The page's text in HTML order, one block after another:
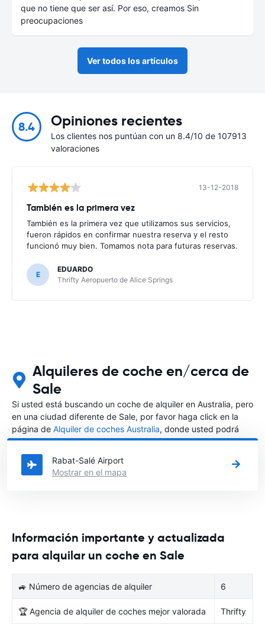
que no tiene que ser así. Por eso, creamos Sin
preocupaciones
Ver todos los artículos
8.4 Opiniones recientes
Los clientes nos puntúan con un 8.4/10 de 107913
valoraciones
13-12-2018
También es la primera vez
También es la primera vez que utilizamos sus servicios,
fueron rápidos en confirmar nuestra reserva y el resto
funcionó muy bien. Tomamos nota para futuras reservas.
E
EDUARDO
Thrifty Aeropuerto de Alice Springs
Alquileres de coche en/cerca de
Sale
Si usted está buscando un coche de alquiler en Australia, pero
en una ciudad diferente de Sale, por favor haga click en la
página de Alquiler de coches Australia, donde usted podrá
elegir en qué ciudad de Australia desea alquilar un coche.
Rabat-Salé Airport
Mostrar en el mapa
Información importante y actualizada
para alquilar un coche en Sale
🚙 Número de agencias de alquiler 6
🏆 Agencia de alquiler de coches mejor valorada Thrifty